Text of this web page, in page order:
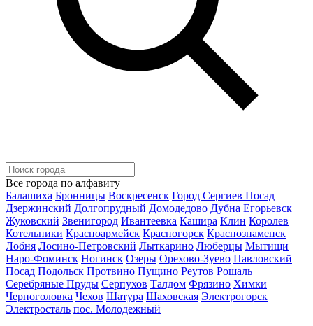
Все города по алфавиту
Балашиха Бронницы Воскресенск Город Сергиев Посад
Дзержинский Долгопрудный Домодедово Дубна Егорьевск
Жуковский Звенигород Ивантеевка Кашира Клин Королев
Котельники Красноармейск Красногорск Краснознаменск
Лобня Лосино-Петровский Лыткарино Люберцы Мытищи
Наро-Фоминск Ногинск Озеры Орехово-Зуево Павловский
Посад Подольск Протвино Пущино Реутов Рошаль
Серебряные Пруды Серпухов Талдом Фрязино Химки
Черноголовка Чехов Шатура Шаховская Электрогорск
Электросталь пос. Молодежный